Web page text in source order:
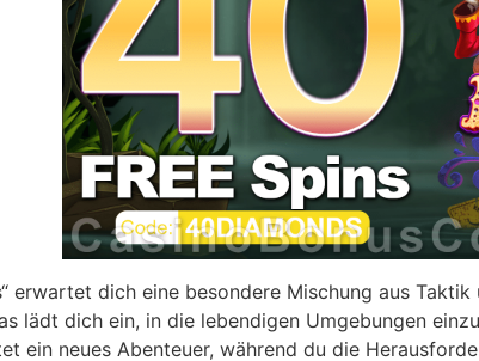
erwartet dich eine besondere Mischung aus
lädt dich ein, in die lebendigen Umgebungen
ein neues Abenteuer, während du die